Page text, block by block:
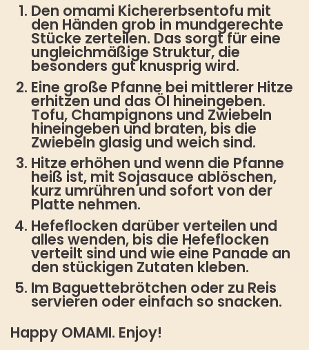
Den omami Kichererbsentofu mit
den Händen grob in mundgerechte
Stücke zerteilen. Das sorgt für eine
ungleichmäßige Struktur, die
besonders gut knusprig wird.
Eine große Pfanne bei mittlerer Hitze
erhitzen und das Öl hineingeben.
Tofu, Champignons und Zwiebeln
hineingeben und braten, bis die
Zwiebeln glasig und weich sind.
Hitze erhöhen und wenn die Pfanne
heiß ist, mit Sojasauce ablöschen,
kurz umrühren und sofort von der
Platte nehmen.
Hefeflocken darüber verteilen und
alles wenden, bis die Hefeflocken
verteilt sind und wie eine Panade an
den stückigen Zutaten kleben.
Im Baguettebrötchen oder zu Reis
servieren oder einfach so snacken.
Happy OMAMI. Enjoy!